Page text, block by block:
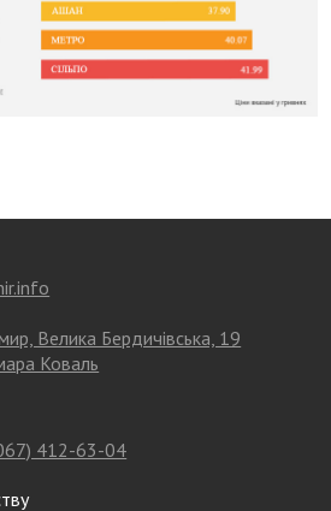
Велика Бердичівська, 19
Коваль
412-63-04